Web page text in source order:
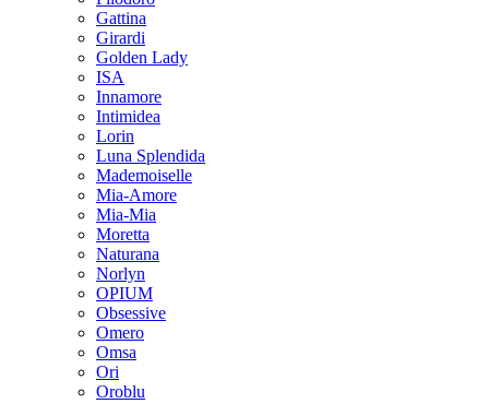
Gattina
Girardi
Golden Lady
ISA
Innamore
Intimidea
Lorin
Luna Splendida
Mademoiselle
Mia-Amore
Mia-Mia
Moretta
Naturana
Norlyn
OPIUM
Obsessive
Omero
Omsa
Ori
Oroblu